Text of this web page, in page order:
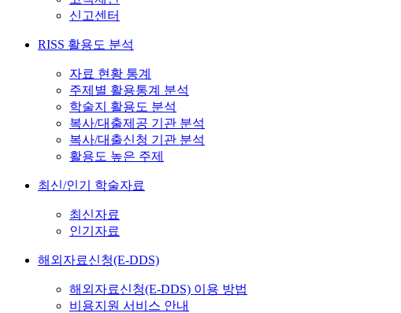
신고센터
RISS 활용도 분석
자료 현황 통계
주제별 활용통계 분석
학술지 활용도 분석
복사/대출제공 기관 분석
복사/대출신청 기관 분석
활용도 높은 주제
최신/인기 학술자료
최신자료
인기자료
해외자료신청(E-DDS)
해외자료신청(E-DDS) 이용 방법
비용지원 서비스 안내